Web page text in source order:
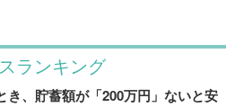
ランキング
き、貯蓄額が「200万円」ないと安